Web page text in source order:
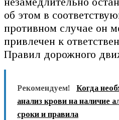
об этом в
противном случае он
привлечен к
Правил дорожного
Рекомендуем!
Когда
анализ крови на наличие
сроки и правила